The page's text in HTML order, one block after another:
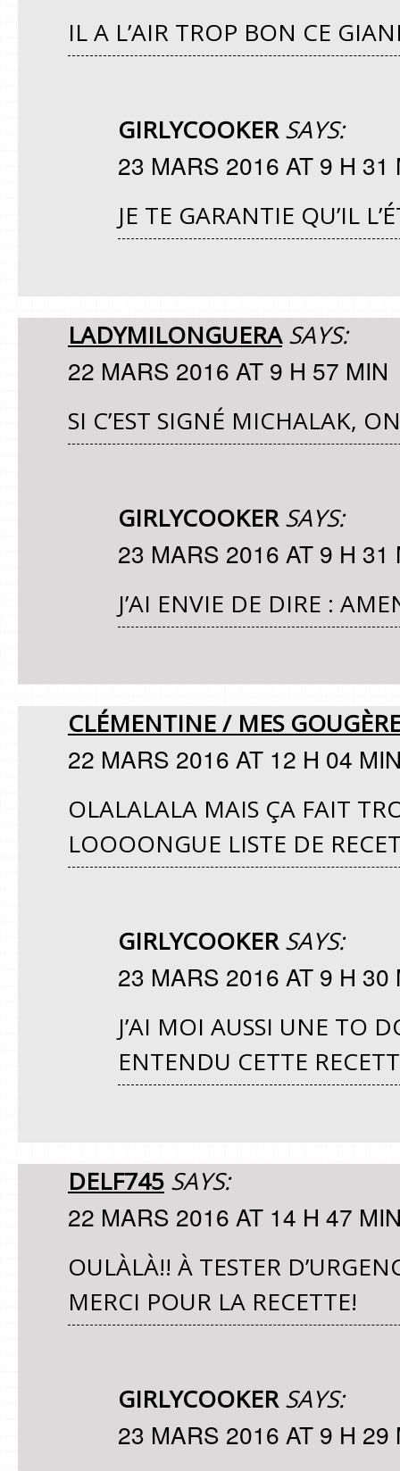
IL A L’AIR TROP BON CE
GIRLYCOOKER SAYS:
23 MARS 2016 AT 9 H 31
JE TE GARANTIE QU’IL
LADYMILONGUERA SAYS:
22 MARS 2016 AT 9 H 57 MIN
SI C’EST SIGNÉ MICHALAK,
GIRLYCOOKER SAYS:
23 MARS 2016 AT 9 H 31
J’AI ENVIE DE DIRE :
CLÉMENTINE / MES
22 MARS 2016 AT 12 H 04
OLALALALA MAIS ÇA FAIT
LOOOONGUE LISTE DE
GIRLYCOOKER SAYS:
23 MARS 2016 AT 9 H 30
J’AI MOI AUSSI UNE TO
ENTENDU CETTE
DELF745 SAYS:
22 MARS 2016 AT 14 H 47
OULÀLÀ!! À TESTER
MERCI POUR LA RECETTE!
GIRLYCOOKER SAYS:
23 MARS 2016 AT 9 H 29